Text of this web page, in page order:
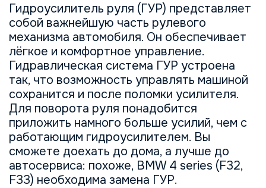
Гидроусилитель руля (ГУР) представляет
собой важнейшую часть рулевого
механизма автомобиля. Он обеспечивает
лёгкое и комфортное управление.
Гидравлическая система ГУР устроена
так, что возможность управлять машиной
сохранится и после поломки усилителя.
Для поворота руля понадобится
приложить намного больше усилий, чем с
работающим гидроусилителем. Вы
сможете доехать до дома, а лучше до
автосервиса: похоже, BMW 4 series (F32,
F33) необходима замена ГУР.